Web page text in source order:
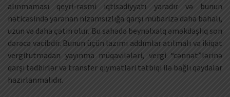
alınmaması qeyri-rəsmi iqtisadiyyatı yaradır və bunun
nəticəsində yaranan nizamsızlığa qarşı mübarizə daha bahalı,
uzun və daha çətin olur. Bu sahədə beynəlxalq əməkdaşlıq son
dərəcə vacibdir. Bunun üçün lazımi addımlar atılmalı və ikiqat
vergitutmadan yayınma müqavilələri, vergi “cənnət”lərinə
qarşı tədbirlər və transfer qiymətləri tətbiqi ilə bağlı qaydalar
hazırlanmalıdır.